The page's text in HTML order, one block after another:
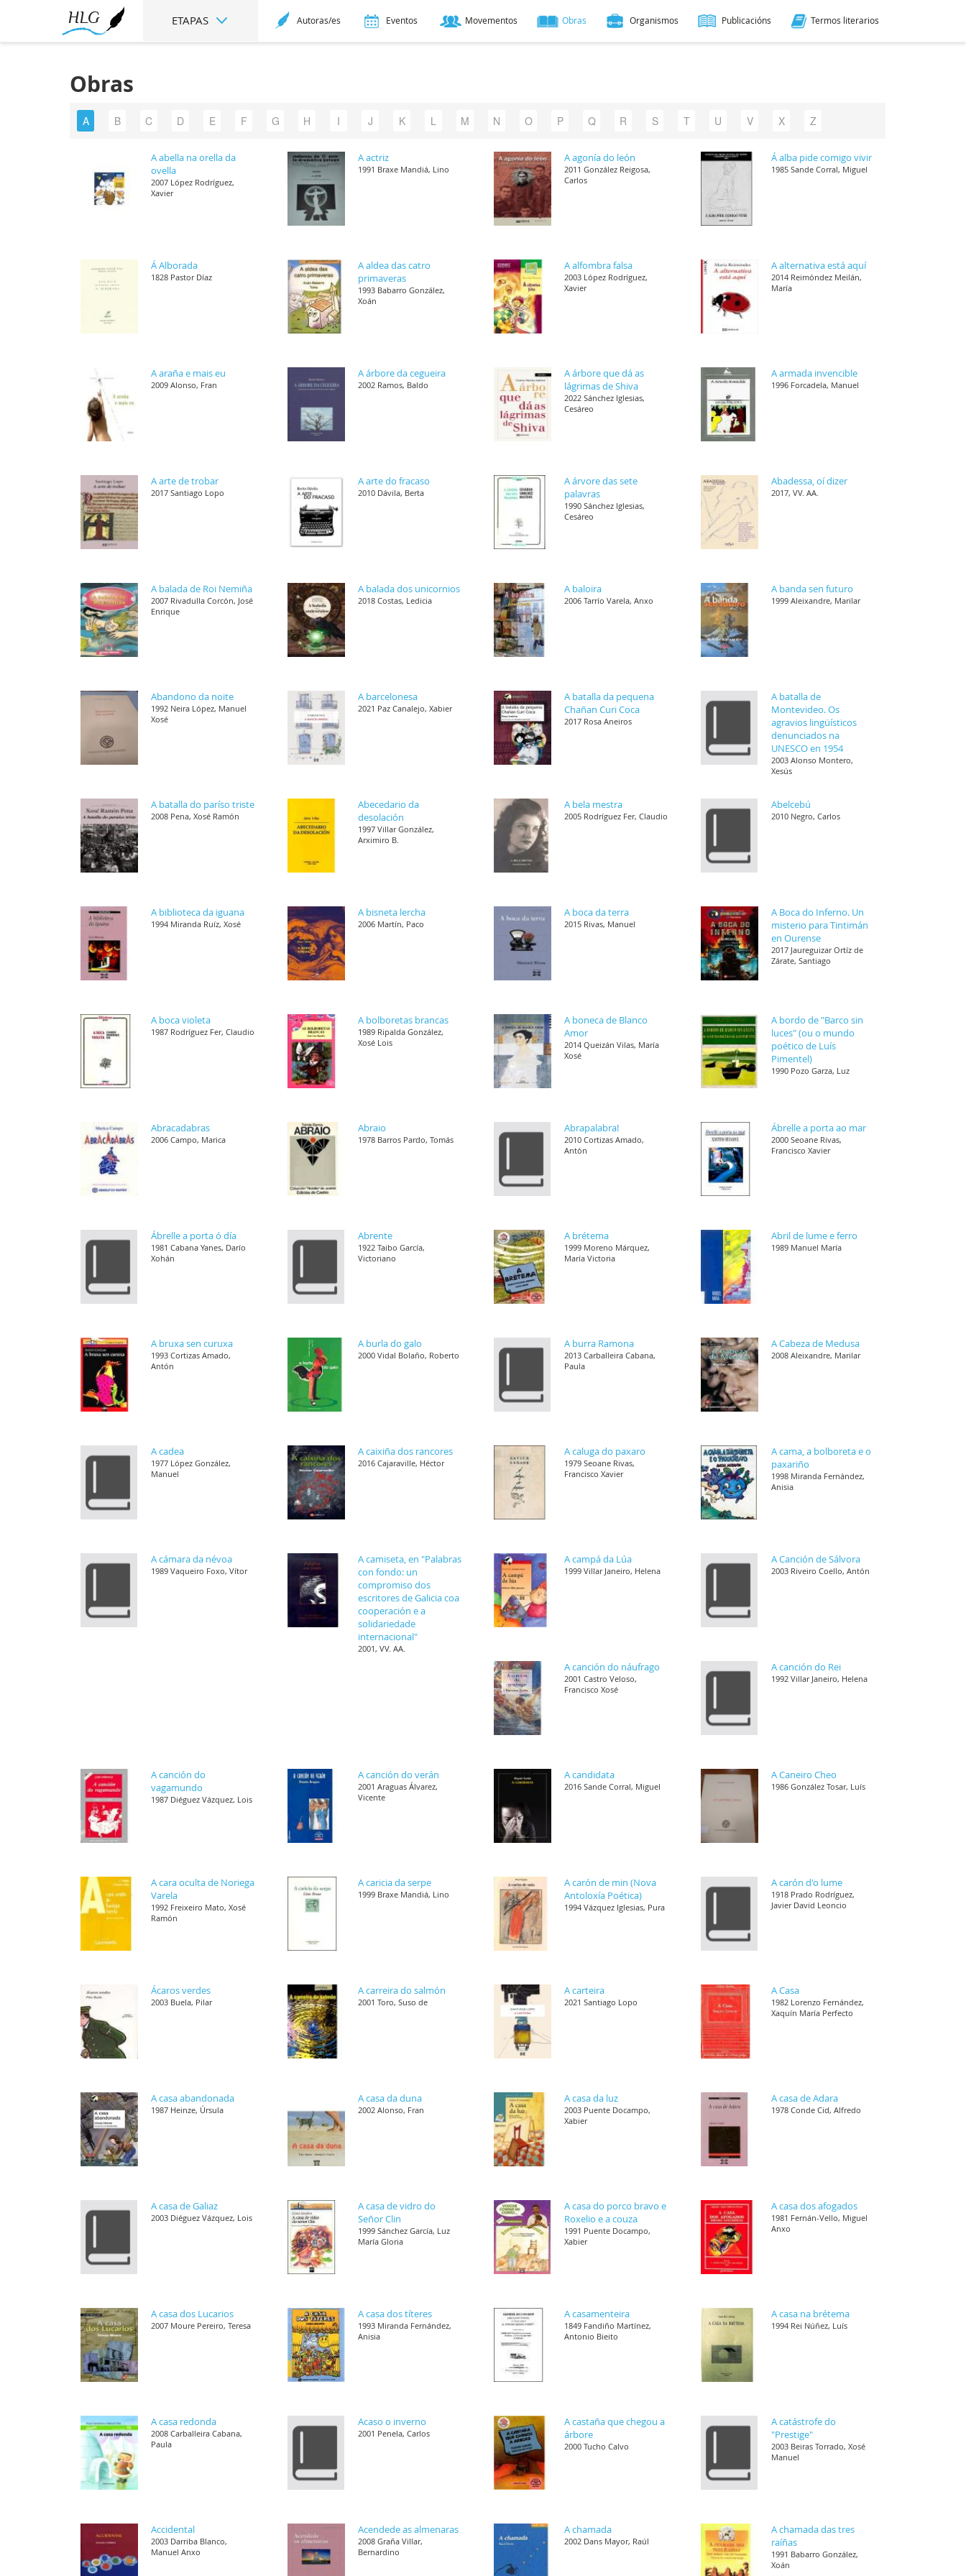
ETAPAS Autoras/es Eventos Movementos Obras Organismos Publicacións Termos literarios
Obras
A B C D E F G H I J K L M N O P Q R S T U V X Z
A abella na orella da
ovella
2007 López Rodríguez,
Xavier
A actriz
1991 Braxe Mandiá, Lino
A agonía do león
2011 González Reigosa,
Carlos
Á alba pide comigo vivir
1985 Sande Corral, Miguel
Á Alborada
1828 Pastor Díaz
A aldea das catro
primaveras
1993 Babarro González,
Xoán
A alfombra falsa
2003 López Rodríguez,
Xavier
A alternativa está aquí
2014 Reimóndez Meilán,
María
A araña e mais eu
2009 Alonso, Fran
A árbore da cegueira
2002 Ramos, Baldo
A árbore que dá as
lágrimas de Shiva
2022 Sánchez Iglesias,
Cesáreo
A armada invencible
1996 Forcadela, Manuel
A arte de trobar
2017 Santiago Lopo
A arte do fracaso
2010 Dávila, Berta
A árvore das sete
palavras
1990 Sánchez Iglesias,
Cesáreo
Abadessa, oí dizer
2017, VV. AA.
A balada de Roi Nemiña
2007 Rivadulla Corcón, José
Enrique
A balada dos unicornios
2018 Costas, Ledicia
A baloira
2006 Tarrío Varela, Anxo
A banda sen futuro
1999 Aleixandre, Marilar
Abandono da noite
1992 Neira López, Manuel
Xosé
A barcelonesa
2021 Paz Canalejo, Xabier
A batalla da pequena
Chañan Curi Coca
2017 Rosa Aneiros
A batalla de
Montevideo. Os
agravios lingüísticos
denunciados na
UNESCO en 1954
2003 Alonso Montero,
Xesús
A batalla do paríso triste
2008 Pena, Xosé Ramón
Abecedario da
desolación
1997 Villar González,
Arximiro B.
A bela mestra
2005 Rodríguez Fer, Claudio
Abelcebú
2010 Negro, Carlos
A biblioteca da iguana
1994 Miranda Ruíz, Xosé
A bisneta lercha
2006 Martín, Paco
A boca da terra
2015 Rivas, Manuel
A Boca do Inferno. Un
misterio para Tintimán
en Ourense
2017 Jaureguizar Ortíz de
Zárate, Santiago
A boca violeta
1987 Rodríguez Fer, Claudio
A bolboretas brancas
1989 Ripalda González,
Xosé Lois
A boneca de Blanco
Amor
2014 Queizán Vilas, María
Xosé
A bordo de "Barco sin
luces" (ou o mundo
poético de Luís
Pimentel)
1990 Pozo Garza, Luz
Abracadabras
2006 Campo, Marica
Abraio
1978 Barros Pardo, Tomás
Abrapalabra!
2010 Cortizas Amado,
Antón
Ábrelle a porta ao mar
2000 Seoane Rivas,
Francisco Xavier
Ábrelle a porta ó día
1981 Cabana Yanes, Darío
Xohán
Abrente
1922 Taibo García,
Victoriano
A brétema
1999 Moreno Márquez,
María Victoria
Abril de lume e ferro
1989 Manuel María
A bruxa sen curuxa
1993 Cortizas Amado,
Antón
A burla do galo
2000 Vidal Bolaño, Roberto
A burra Ramona
2013 Carballeira Cabana,
Paula
A Cabeza de Medusa
2008 Aleixandre, Marilar
A cadea
1977 López González,
Manuel
A caixiña dos rancores
2016 Cajaraville, Héctor
A caluga do paxaro
1979 Seoane Rivas,
Francisco Xavier
A cama, a bolboreta e o
paxariño
1998 Miranda Fernández,
Anisia
A cámara da névoa
1989 Vaqueiro Foxo, Vítor
A camiseta, en "Palabras
con fondo: un
compromiso dos
escritores de Galicia coa
cooperación e a
solidariedade
internacional"
2001, VV. AA.
A campá da Lúa
1999 Villar Janeiro, Helena
A Canción de Sálvora
2003 Riveiro Coello, Antón
A canción do náufrago
2001 Castro Veloso,
Francisco Xosé
A canción do Rei
1992 Villar Janeiro, Helena
A canción do
vagamundo
1987 Diéguez Vázquez, Lois
A canción do verán
2001 Araguas Álvarez,
Vicente
A candidata
2016 Sande Corral, Miguel
A Caneiro Cheo
1986 González Tosar, Luís
A cara oculta de Noriega
Varela
1992 Freixeiro Mato, Xosé
Ramón
A caricia da serpe
1999 Braxe Mandiá, Lino
A carón de min (Nova
Antoloxía Poética)
1994 Vázquez Iglesias, Pura
A carón d'o lume
1918 Prado Rodríguez,
Javier David Leoncio
Ácaros verdes
2003 Buela, Pilar
A carreira do salmón
2001 Toro, Suso de
A carteira
2021 Santiago Lopo
A Casa
1982 Lorenzo Fernández,
Xaquín María Perfecto
A casa abandonada
1987 Heinze, Úrsula
A casa da duna
2002 Alonso, Fran
A casa da luz
2003 Puente Docampo,
Xabier
A casa de Adara
1978 Conde Cid, Alfredo
A casa de Galiaz
2003 Diéguez Vázquez, Lois
A casa de vidro do
Señor Clin
1999 Sánchez García, Luz
María Gloria
A casa do porco bravo e
Roxelio e a couza
1991 Puente Docampo,
Xabier
A casa dos afogados
1981 Fernán-Vello, Miguel
Anxo
A casa dos Lucarios
2007 Moure Pereiro, Teresa
A casa dos títeres
1993 Miranda Fernández,
Anisia
A casamenteira
1849 Fandiño Martínez,
Antonio Bieito
A casa na brétema
1994 Rei Núñez, Luís
A casa redonda
2008 Carballeira Cabana,
Paula
Acaso o inverno
2001 Penela, Carlos
A castaña que chegou a
árbore
2000 Tucho Calvo
A catástrofe do
"Prestige"
2003 Beiras Torrado, Xosé
Manuel
Accidental
2003 Darriba Blanco,
Manuel Anxo
Acendede as almenaras
2008 Graña Villar,
Bernardino
A chamada
2002 Dans Mayor, Raúl
A chamada das tres
raíñas
1991 Babarro González,
Xoán